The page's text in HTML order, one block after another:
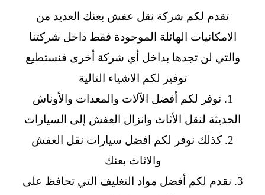
تقدم لكم شركة نقل عفش بعنك العديد من
الامكانيات الهائلة الموجودة فقط داخل شركتنا
والتي لن تجدها بداخل أي شركة أخرى فنستطيع
توفير لكم الاشياء التالية
1. نوفر لكم أفضل الآلات والمعدات والأوناش
الحديثة لنقل الأثاث وانزال العفش إلى السيارات
2. كذلك نوفر لكم افضل سيارات نقل العفش
والاثاث بعنك
3. نقدم لكم أفضل مواد التغليف التي تحافظ على